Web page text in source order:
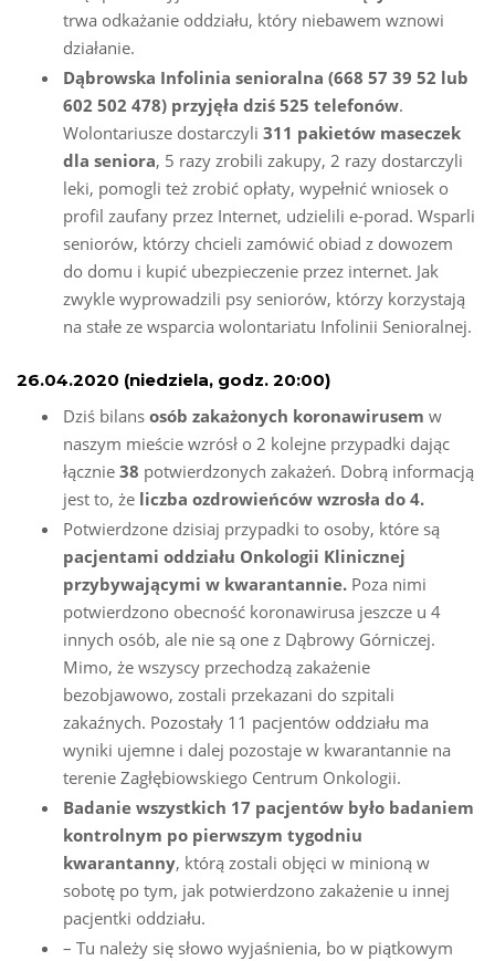
trwa odkażanie oddziału, który niebawem wznowi
działanie.
Dąbrowska Infolinia senioralna (668 57 39 52 lub
602 502 478) przyjęła dziś 525 telefonów.
Wolontariusze dostarczyli 311 pakietów maseczek
dla seniora, 5 razy zrobili zakupy, 2 razy dostarczyli
leki, pomogli też zrobić opłaty, wypełnić wniosek o
profil zaufany przez Internet, udzielili e-porad. Wsparli
seniorów, którzy chcieli zamówić obiad z dowozem
do domu i kupić ubezpieczenie przez internet. Jak
zwykle wyprowadzili psy seniorów, którzy korzystają
na stałe ze wsparcia wolontariatu Infolinii Senioralnej.
26.04.2020 (niedziela, godz. 20:00)
Dziś bilans osób zakażonych koronawirusem w
naszym mieście wzrósł o 2 kolejne przypadki dając
łącznie 38 potwierdzonych zakażeń. Dobrą informacją
jest to, że liczba ozdrowieńców wzrosła do 4.
Potwierdzone dzisiaj przypadki to osoby, które są
pacjentami oddziału Onkologii Klinicznej
przybywającymi w kwarantannie. Poza nimi
potwierdzono obecność koronawirusa jeszcze u 4
innych osób, ale nie są one z Dąbrowy Górniczej.
Mimo, że wszyscy przechodzą zakażenie
bezobjawowo, zostali przekazani do szpitali
zakaźnych. Pozostały 11 pacjentów oddziału ma
wyniki ujemne i dalej pozostaje w kwarantannie na
terenie Zagłębiowskiego Centrum Onkologii.
Badanie wszystkich 17 pacjentów było badaniem
kontrolnym po pierwszym tygodniu
kwarantanny, którą zostali objęci w minioną w
sobotę po tym, jak potwierdzono zakażenie u innej
pacjentki oddziału.
– Tu należy się słowo wyjaśnienia, bo w piątkowym